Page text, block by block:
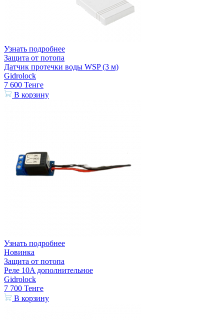
Узнать подробнее
Защита от потопа
Датчик протечки воды WSP (3 м)
Gidrolock
7 600 Тенге
В корзину
Узнать подробнее
Новинка
Защита от потопа
Реле 10A дополнительное
Gidrolock
7 700 Тенге
В корзину